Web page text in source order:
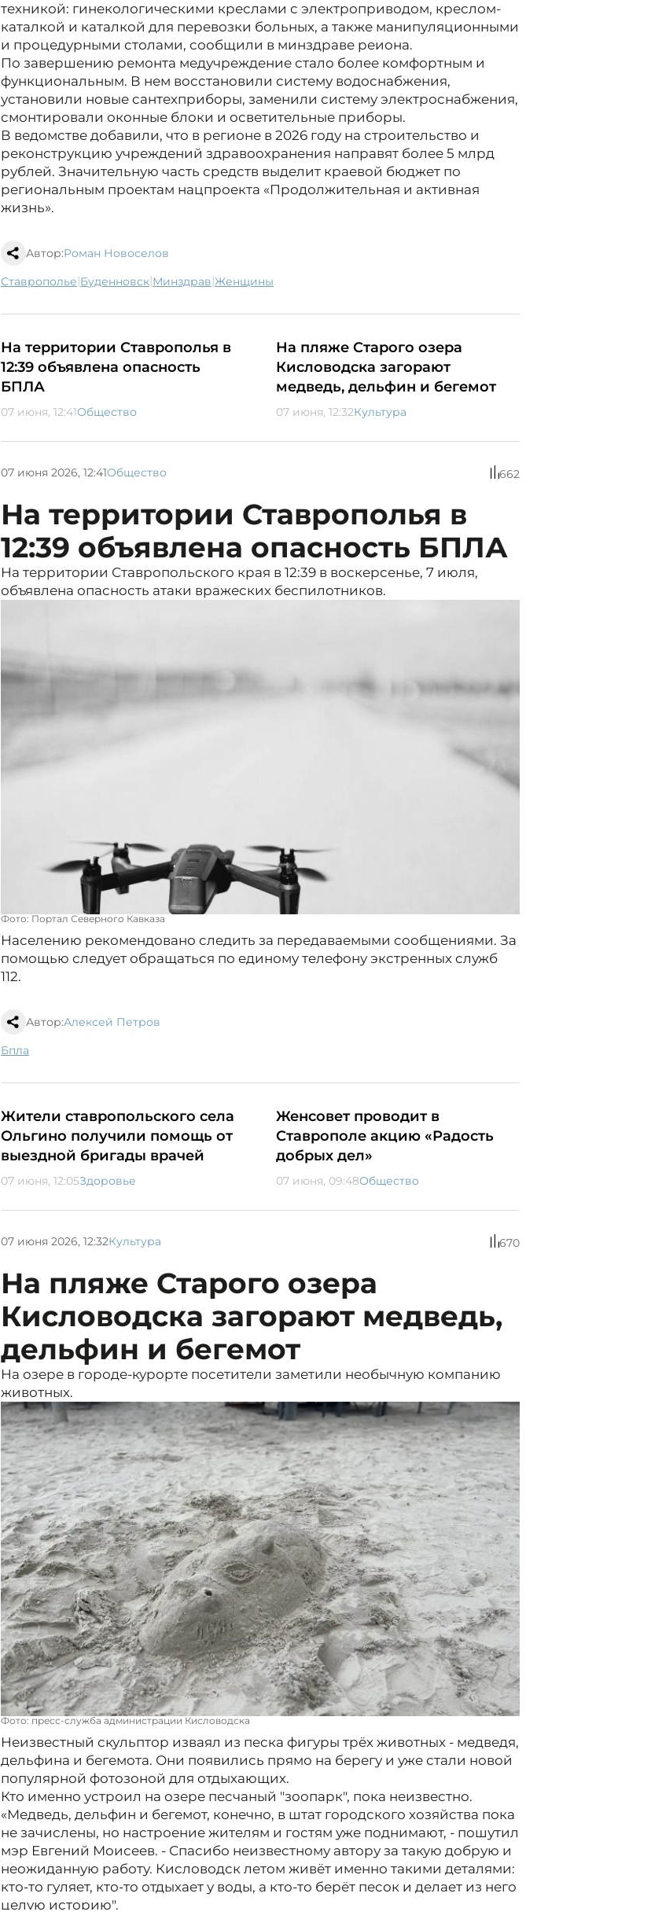
техникой: гинекологическими креслами с электроприводом, креслом-
каталкой и каталкой для перевозки больных, а также манипуляционными
и процедурными столами, сообщили в минздраве реиона.
По завершению ремонта медучреждение стало более комфортным и
функциональным. В нем восстановили систему водоснабжения,
установили новые сантехприборы, заменили систему электроснабжения,
смонтировали оконные блоки и осветительные приборы.
В ведомстве добавили, что в регионе в 2026 году на строительство и
реконструкцию учреждений здравоохранения направят более 5 млрд
рублей. Значительную часть средств выделит краевой бюджет по
региональным проектам нацпроекта «Продолжительная и активная
жизнь».
Автор:Роман Новоселов
Ставрополье| Буденновск| минздрав| женщины
На территории Ставрополья в
12:39 объявлена опасность
БПЛА
07 июня, 12:41Общество
На пляже Старого озера
Кисловодска загорают
медведь, дельфин и бегемот
07 июня, 12:32Культура
07 июня 2026, 12:41Общество 662
На территории Ставрополья в
12:39 объявлена опасность БПЛА
На территории Ставропольского края в 12:39 в воскерсенье, 7 июля,
объявлена опасность атаки вражеских беспилотников.
Фото: Портал Северного Кавказа
Населению рекомендовано следить за передаваемыми сообщениями. За
помощью следует обращаться по единому телефону экстренных служб
112.
Автор:Алексей Петров
бпла
Жители ставропольского села
Ольгино получили помощь от
выездной бригады врачей
07 июня, 12:05Здоровье
Женсовет проводит в
Ставрополе акцию «Радость
добрых дел»
07 июня, 09:48Общество
07 июня 2026, 12:32Культура 670
На пляже Старого озера
Кисловодска загорают медведь,
дельфин и бегемот
На озере в городе-курорте посетители заметили необычную компанию
животных.
Фото: пресс-служба администрации Кисловодска
Неизвестный скульптор изваял из песка фигуры трёх животных - медведя,
дельфина и бегемота. Они появились прямо на берегу и уже стали новой
популярной фотозоной для отдыхающих.
Кто именно устроил на озере песчаный "зоопарк", пока неизвестно.
«Медведь, дельфин и бегемот, конечно, в штат городского хозяйства пока
не зачислены, но настроение жителям и гостям уже поднимают, - пошутил
мэр Евгений Моисеев. - Спасибо неизвестному автору за такую добрую и
неожиданную работу. Кисловодск летом живёт именно такими деталями:
кто-то гуляет, кто-то отдыхает у воды, а кто-то берёт песок и делает из него
целую историю".